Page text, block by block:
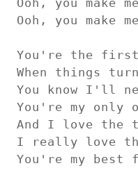
Ooh, you make
Ooh, you make
You're the first
When things
You know I'll
You're my only
And I love the
I really love
You're my best